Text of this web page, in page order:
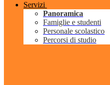
Servizi
Panoramica
Famiglie e studenti
Personale scolastico
Percorsi di studio